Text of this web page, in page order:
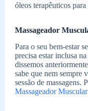
óleos terapêuticos
Massageador
Para o seu bem-estar
precisa estar inclusa
dissemos
sabe que nem sempre
sessão de massagens.
Massageador